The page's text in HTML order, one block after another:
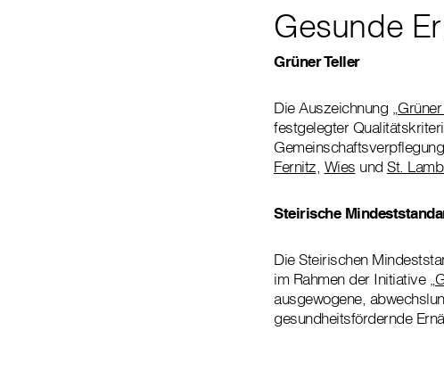
Gesunde
Grüner Teller
Die Auszeichnung
festgelegter
Fernitz Wies und St.
Steirische
Die Steirischen
im Rahmen der Initiative
ausgewogene,
gesundheitsfördernde